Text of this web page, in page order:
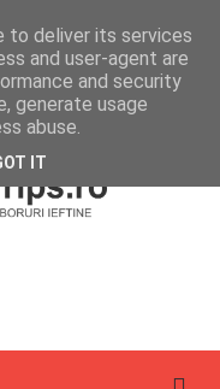
to deliver its services
and user-agent are
and security
generate usage
abuse.
IT